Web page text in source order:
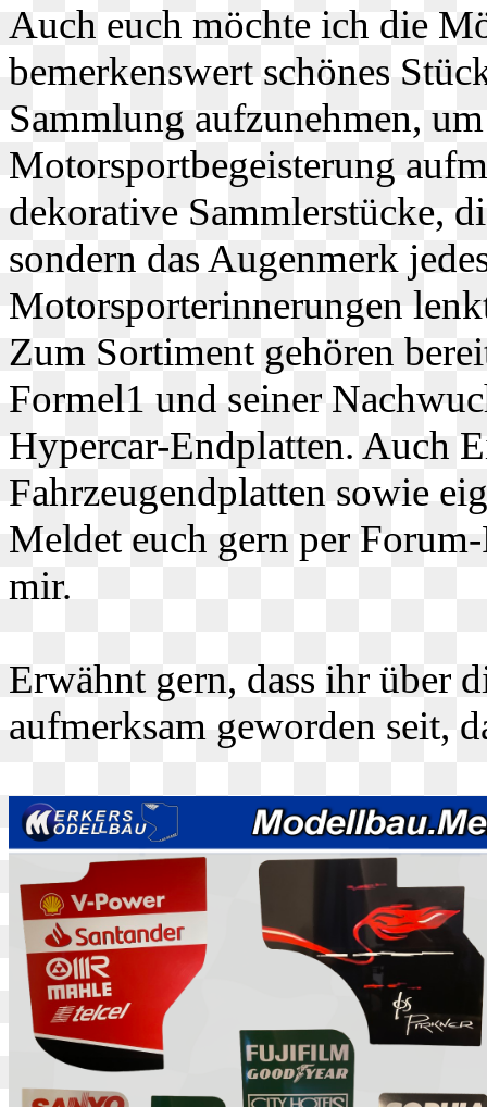
Auch euch möchte ich die
bemerkenswert schönes
Sammlung aufzunehmen,
Motorsportbegeisterung
dekorative Sammlerstücke,
sondern das Augenmerk
Motorsporterinnerungen
Zum Sortiment gehören
Formel1 und seiner
Hypercar-Endplatten. Auch
Fahrzeugendplatten sowie
Meldet euch gern per
mir.
Erwähnt gern, dass ihr über
aufmerksam geworden seit,